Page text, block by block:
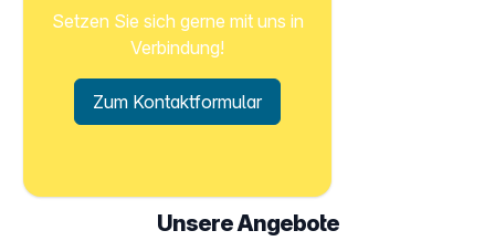
Setzen Sie sich gerne mit uns in
Verbindung!
Zum Kontaktformular
Unsere Angebote